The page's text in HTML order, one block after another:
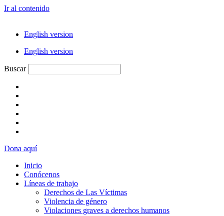
Ir al contenido
English version
English version
Buscar
Dona aquí
Inicio
Conócenos
Líneas de trabajo
Derechos de Las Víctimas
Violencia de género
Violaciones graves a derechos humanos